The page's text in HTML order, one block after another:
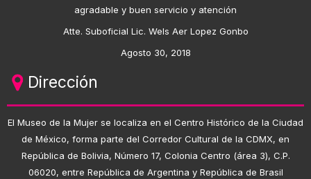
agradable y buen servicio y atención
Atte. Suboficial Lic. Wels Aer Lopez Gonbo
Agosto 30, 2018
Dirección
El Museo de la Mujer se localiza en el Centro Histórico de la Ciudad
de México, forma parte del Corredor Cultural de la CDMX, en
República de Bolivia, Número 17, Colonia Centro (área 3), C.P.
06020, entre República de Argentina y República de Brasil